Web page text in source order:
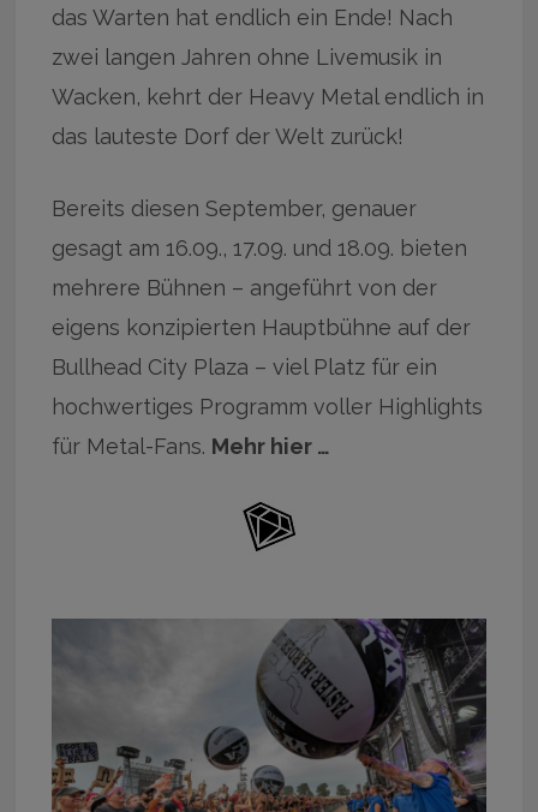
das Warten hat endlich ein Ende! Nach
zwei langen Jahren ohne Livemusik in
Wacken, kehrt der Heavy Metal endlich in
das lauteste Dorf der Welt zurück!
Bereits diesen September, genauer
gesagt am 16.09., 17.09. und 18.09. bieten
mehrere Bühnen – angeführt von der
eigens konzipierten Hauptbühne auf der
Bullhead City Plaza – viel Platz für ein
hochwertiges Programm voller Highlights
für Metal-Fans. Mehr hier …